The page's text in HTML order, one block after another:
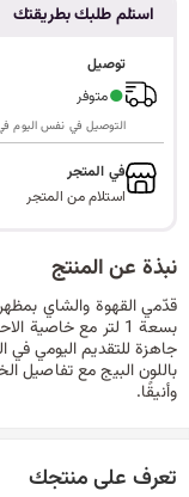
استلم طلبك بطريقتك
توصيل
●متوفر
التوصيل في نفس اليوم في
في المتجر
استلام من المتجر
نبذة عن المنتج
قدّمي القهوة والشاي
بسعة 1 لتر مع خاصية
جاهزة للتقديم اليومي في
باللون البيج مع تفاصيل
وأنيقًا.
تعرف على منتجك